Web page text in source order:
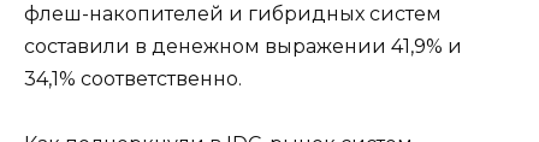
флеш-накопителей и гибридных систем
составили в денежном выражении 41,9% и
34,1% соответственно.